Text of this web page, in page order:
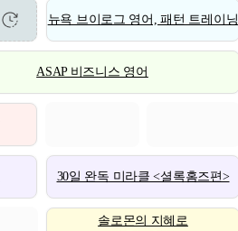
뉴욕 브이로그 영어, 패턴 트레이닝
ASAP 비즈니스 영어
30일 완독 미라클 <셜록홈즈편>
솔로몬의 지혜로